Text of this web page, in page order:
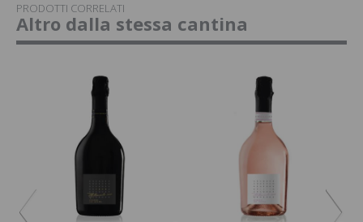
PRODOTTI CORRELATI
Altro dalla stessa cantina